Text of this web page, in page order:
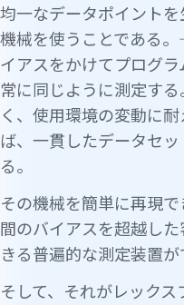
均一なデータポイントを
機械を使うことである
イアスをかけてプログラ
常に同じように測定す
く、使用環境の変動に
ば、一貫したデータセ
る。
その機械を簡単に再現
間のバイアスを超越し
きる普遍的な測定装置が
そして、それがレック